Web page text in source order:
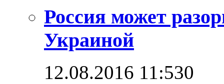
Россия может
Украиной
12.08.2016 11:530